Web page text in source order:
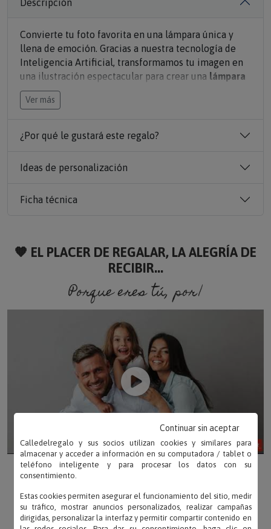
Convierte tu foto favorita en una lámpara única y
llena de emoción. Gracias a nuestra tecnología de
Inteligencia Artificial, transformamos tu imagen en
una ilustración espectacular para crear una lámpara
LED personalizada
un toque mágico y muy personal.
Elige entre distintos estilos IA: dibujo manga,
convertimos en una auténtica obra de arte
olvidado en un cajón. Porque sí, otra taza más no
¿Cómo funciona? Sube tu foto favorita, elige el estilo
IA que más te guste y nosotros personalizamos tu
lámpara. Puedes elegir la lámpara en el formato que
más te guste, cuadrada o redonda.
Ver más
¿Por qué le gustará este regalo?
Ideas de personalización
Ficha técnica
🧡 EL PLACER DE REGALAR, LA ALEGRÍA DE
RECIBIR...
Porque eres tú, porque so
Calledelregalo y sus socios utilizan cookies y similares para
almacenar y acceder a información en su computadora / tablet o
teléfono inteligente y para procesar los datos con su
consentimiento.
Estas cookies permiten asegurar el funcionamiento del sitio, medir
su tráfico, mostrar anuncios personalizados, realizar campañas
dirigidas, personalizar la interfaz y permitir compartir contenido en
Continuar sin aceptar